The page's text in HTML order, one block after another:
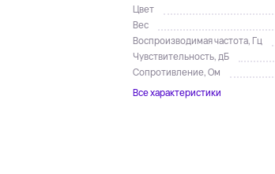
Цвет
Вес
Воспроизводимая частота, Гц
Чувствительность, дБ
Сопротивление, Ом
Все характеристики